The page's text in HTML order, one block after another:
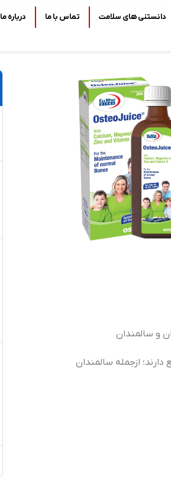
دانستنی های سلامت تماس با ما درباره ما
و سالمندان
ازجمله سالمندان